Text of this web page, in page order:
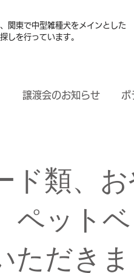
関東で中型雑種犬をメインとした
しを行っています。
譲渡会のお知らせ ボ
ド類、
ペット
ただき